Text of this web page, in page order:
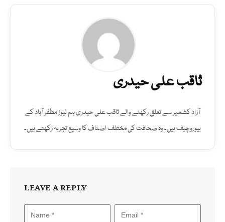
ثاقب علی حیدری
آزاد کشمیر سے تعلق رکھنے والے ثاقب علی حیدری ہم نیوز مظفر آباد کے
بیوروچیف ہیں۔ وہ صحافت کی مختلف اصناف کا وسیع تجربہ رکھتے ہیں۔
LEAVE A REPLY